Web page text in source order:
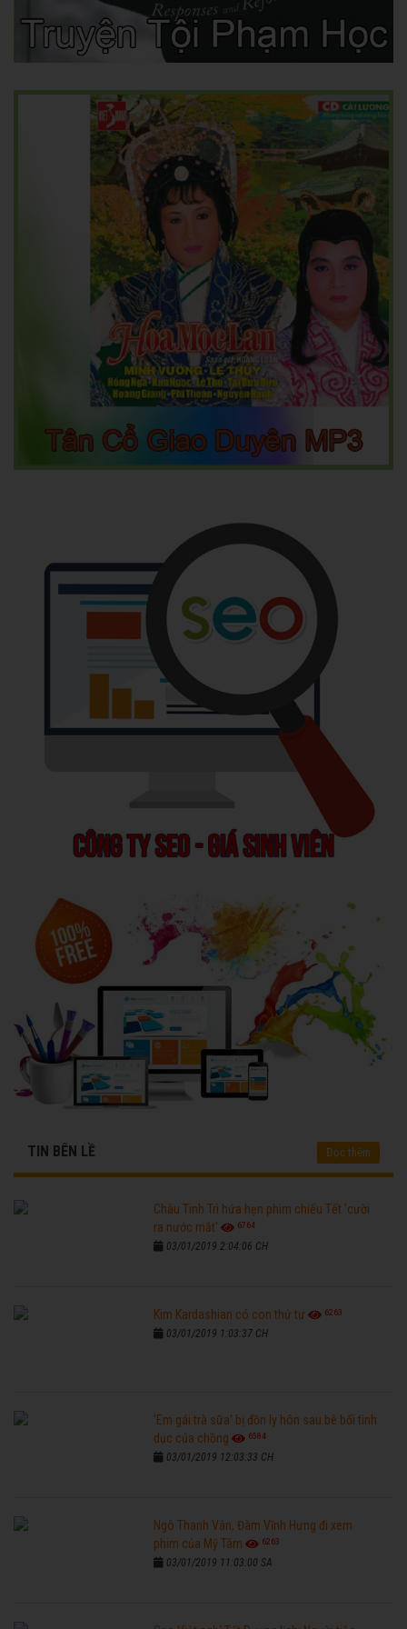
TIN BÊN LỀ Đọc thêm
Châu Tinh Trì hứa hẹn phim chiếu Tết 'cười
ra nước mắt'
6764
03/01/2019 2:04:06 CH
Kim Kardashian có con thứ tư 6263
03/01/2019 1:03:37 CH
'Em gái trà sữa' bị đồn ly hôn sau bê bối tình
dục của chồng
6584
03/01/2019 12:03:33 CH
Ngô Thanh Vân, Đàm Vĩnh Hưng đi xem
phim của Mỹ Tâm
6263
03/01/2019 11:03:00 SA